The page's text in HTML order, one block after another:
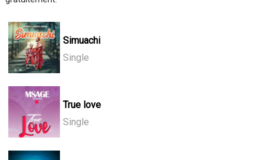
Simuachi
Single
True love
Single